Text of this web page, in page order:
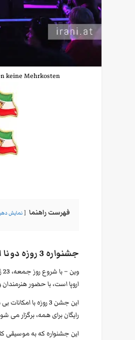
keine Mehrkosten
فهرست راهنما نمایش
جشنواره 3 روزه دونا اینزل در وین اتریش
اروپا است، با حضور
این جشن 3 روزه با
رایگان برای همه، برگزار می
این جشنواره که به موسیقی